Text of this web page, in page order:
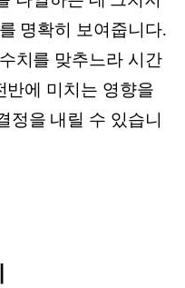
명확히 보여줍니다.
치를 맞추느라 시간
반에 미치는 영향을
정을 내릴 수 있습니